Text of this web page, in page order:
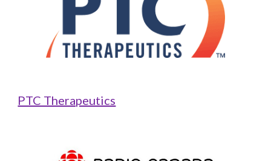
PTC Therapeutics